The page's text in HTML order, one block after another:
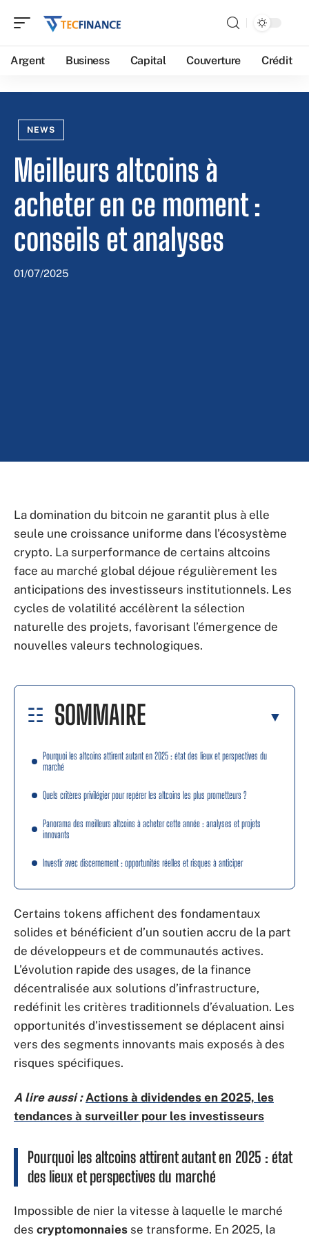
Argent Business Capital Couverture Crédit
NEWS
Meilleurs altcoins à
acheter en ce moment :
conseils et analyses
01/07/2025
La domination du bitcoin ne garantit plus à elle
seule une croissance uniforme dans l’écosystème
crypto. La surperformance de certains altcoins
face au marché global déjoue régulièrement les
anticipations des investisseurs institutionnels. Les
cycles de volatilité accélèrent la sélection
naturelle des projets, favorisant l’émergence de
nouvelles valeurs technologiques.
SOMMAIRE
Pourquoi les altcoins attirent autant en 2025 : état des lieux et perspectives du
marché
Quels critères privilégier pour repérer les altcoins les plus prometteurs ?
Panorama des meilleurs altcoins à acheter cette année : analyses et projets
innovants
Investir avec discernement : opportunités réelles et risques à anticiper
Certains tokens affichent des fondamentaux
solides et bénéficient d’un soutien accru de la part
de développeurs et de communautés actives.
L’évolution rapide des usages, de la finance
décentralisée aux solutions d’infrastructure,
redéfinit les critères traditionnels d’évaluation. Les
opportunités d’investissement se déplacent ainsi
vers des segments innovants mais exposés à des
risques spécifiques.
A lire aussi : Actions à dividendes en 2025, les
tendances à surveiller pour les investisseurs
Pourquoi les altcoins attirent autant en 2025 : état
des lieux et perspectives du marché
Impossible de nier la vitesse à laquelle le marché
des cryptomonnaies se transforme. En 2025, la